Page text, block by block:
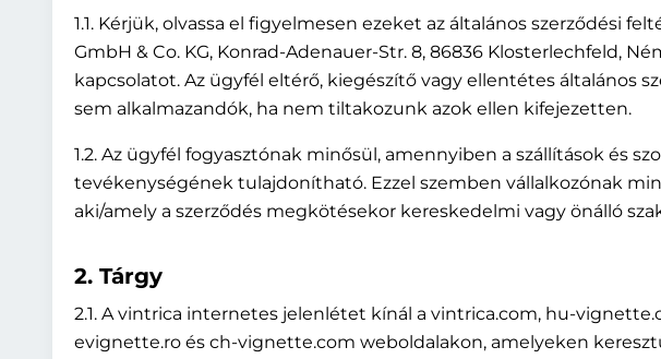
1.1. Kérjük, olvassa el figyelmesen ezeket az általános szerződési
GmbH & Co. KG, Konrad-Adenauer-Str. 8, 86836 Klosterlechfeld,
kapcsolatot. Az ügyfél eltérő, kiegészítő vagy ellentétes általános
sem alkalmazandók, ha nem tiltakozunk azok ellen kifejezetten.
1.2. Az ügyfél fogyasztónak minősül, amennyiben a szállítások és
tevékenységének tulajdonítható. Ezzel szemben vállalkozónak
aki/amely a szerződés megkötésekor kereskedelmi vagy önálló
2. Tárgy
2.1. A vintrica internetes jelenlétet kínál a vintrica.com, hu-
evignette.ro és ch-vignette.com weboldalakon, amelyeken